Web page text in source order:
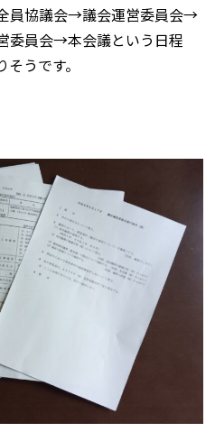
員協議会→議会運営委員会→
員会→本会議という日程
うです。